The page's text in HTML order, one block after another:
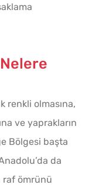
renkli olmasına,
ve yaprakların
Bölgesi başta
da
raf ömrünü